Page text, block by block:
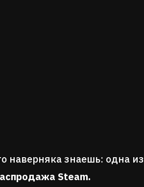
наверняка знаешь: одна из
Steam.